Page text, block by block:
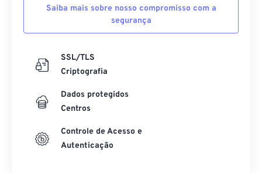
Saiba mais sobre nosso compromisso com a
segurança
SSL/TLS
Criptografia
Dados protegidos
Centros
Controle de Acesso e
Autenticação